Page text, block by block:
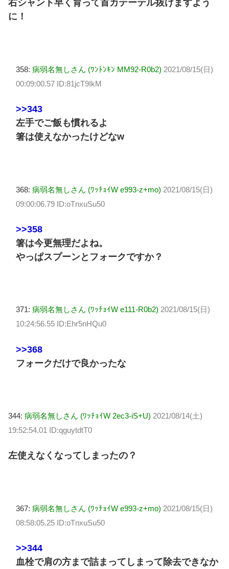
右シャント早く育って首カテーテル抜けますよう
に！
358: 病弱名無しさん (ﾜﾝﾄﾝｷﾝ MM92-R0b2) 2021/08/15(日)
00:09:00.57 ID:81jcT9IkM
>>343
左手でご飯も慣れるよ
箸は使えなかったけどなw
368: 病弱名無しさん (ﾜｯﾁｮｲW e993-z+mo) 2021/08/15(日)
09:00:06.79 ID:oTnxuSu50
>>358
箸は今更無理だよね。
やっぱスプーンとフォークですか？
371: 病弱名無しさん (ﾜｯﾁｮｲW e111-R0b2) 2021/08/15(日)
10:24:56.55 ID:Ehr5nHQu0
>>368
フォークだけで良かったな
344: 病弱名無しさん (ﾜｯﾁｮｲW 2ec3-iS+U) 2021/08/14(土)
19:52:54.01 ID:qguytdtT0
左使えなくなってしまったの？
367: 病弱名無しさん (ﾜｯﾁｮｲW e993-z+mo) 2021/08/15(日)
08:58:05.25 ID:oTnxuSu50
>>344
血栓で肩の方まで詰まってしまって除去できなか